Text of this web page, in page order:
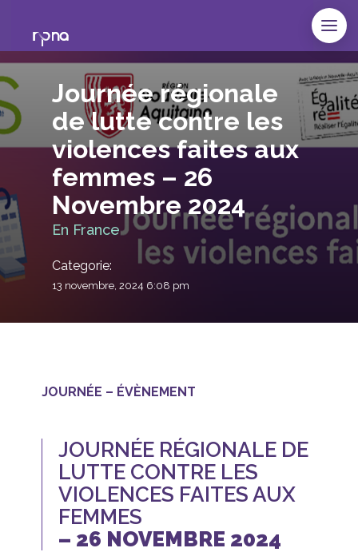
Journée régionale
de lutte contre les
violences faites aux
femmes – 26
Novembre 2024
En France
Categorie:
13 novembre, 2024 6:08 pm
JOURNÉE – ÉVÈNEMENT
JOURNÉE RÉGIONALE DE
LUTTE CONTRE LES
VIOLENCES FAITES AUX
FEMMES
– 26 NOVEMBRE 2024